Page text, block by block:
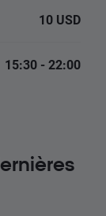
10 USD
15:30 - 22:00